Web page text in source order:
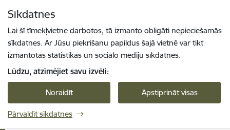
Sīkdatnes
Lai šī tīmekļvietne darbotos, tā izmanto obligāti nepieciešamās
sīkdatnes. Ar Jūsu piekrišanu papildus šajā vietnē var tikt
izmantotas statistikas un sociālo mediju sīkdatnes.
Lūdzu, atzīmējiet savu izvēli:
Noraidīt Apstiprināt visas
Pārvaldīt sīkdatnes